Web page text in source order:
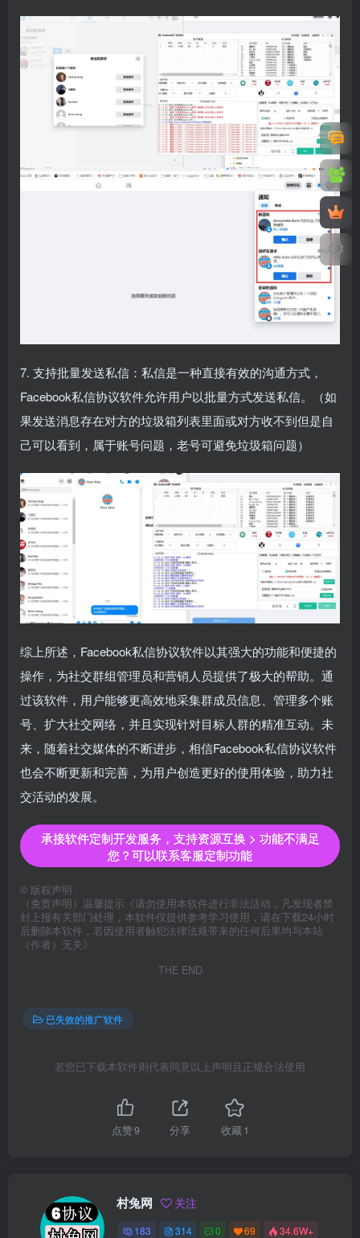
7. 支持批量发送私信：私信是一种直接有效的沟通方式，
Facebook私信协议软件允许用户以批量方式发送私信。（如
果发送消息存在对方的垃圾箱列表里面或对方收不到但是自
己可以看到，属于账号问题，老号可避免垃圾箱问题）
综上所述，Facebook私信协议软件以其强大的功能和便捷的
操作，为社交群组管理员和营销人员提供了极大的帮助。通
过该软件，用户能够更高效地采集群成员信息、管理多个账
号、扩大社交网络，并且实现针对目标人群的精准互动。未
来，随着社交媒体的不断进步，相信Facebook私信协议软件
也会不断更新和完善，为用户创造更好的使用体验，助力社
交活动的发展。
承接软件定制开发服务，支持资源互换 > 功能不满足
您？可以联系客服定制功能
© 版权声明
（免责声明）温馨提示《请勿使用本软件进行非法活动，凡发现者禁
封上报有关部门处理，本软件仅提供参考学习使用，请在下载24小时
后删除本软件，若因使用者触犯法律法规带来的任何后果均与本站
（作者）无关》
THE END
已失效的推广软件
若您已下载本软件则代表同意以上声明且正规合法使用
点赞9 分享 收藏1
村兔网 关注
183 314 0 69 34.6W+